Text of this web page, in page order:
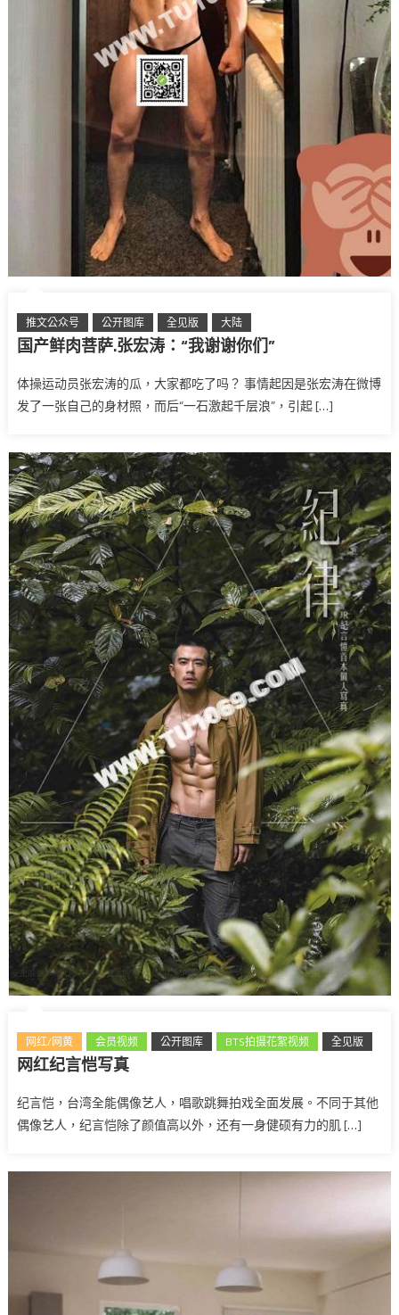
推文公众号 公开图库 全见版 大陆
国产鲜肉菩萨.张宏涛：“我谢谢你们”
体操运动员张宏涛的瓜，大家都吃了吗？ 事情起因是张宏涛在微博
发了一张自己的身材照，而后“一石激起千层浪”，引起 […]
网红/网黄 会员视频 公开图库 BTS拍摄花絮视频
全见版
台湾
网红纪言恺写真
纪言恺，台湾全能偶像艺人，唱歌跳舞拍戏全面发展。不同于其他
偶像艺人，纪言恺除了颜值高以外，还有一身健硕有力的肌 […]